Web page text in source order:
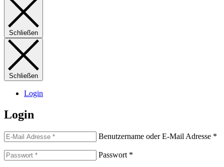
Schließen
Schließen
Login
Login
Benutzername oder E-Mail Adresse *
Passwort *